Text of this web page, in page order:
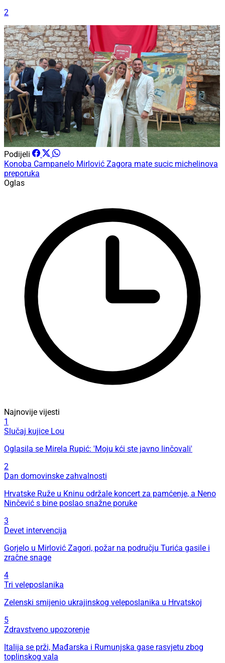
2
Podijeli
Konoba Campanelo Mirlović Zagora mate sucic michelinova
preporuka
Oglas
Najnovije vijesti
1
Slučaj kujice Lou
Oglasila se Mirela Rupić: 'Moju kći ste javno linčovali'
2
Dan domovinske zahvalnosti
Hrvatske Ruže u Kninu održale koncert za pamćenje, a Neno
Ninčević s bine poslao snažne poruke
3
Devet intervencija
Gorjelo u Mirlović Zagori, požar na području Turića gasile i
zračne snage
4
Tri veleposlanika
Zelenski smijenio ukrajinskog veleposlanika u Hrvatskoj
5
Zdravstveno upozorenje
Italija se prži, Mađarska i Rumunjska gase rasvjetu zbog
toplinskog vala